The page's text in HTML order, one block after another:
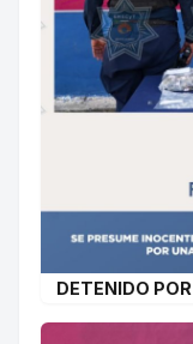
DETENIDO